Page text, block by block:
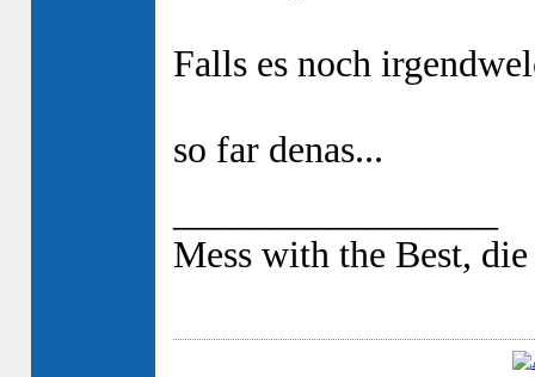
Falls es noch
so far denas...
Mess with the Best,